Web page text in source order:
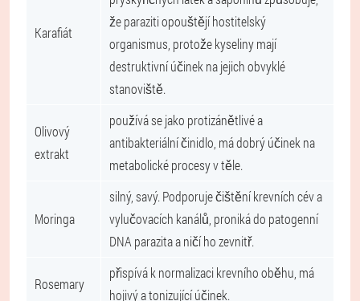
Karafiát
že paraziti opouštějí hostitelský
organismus, protože kyseliny mají
destruktivní účinek na jejich obvyklé
stanoviště.
Olivový
extrakt
používá se jako protizánětlivé a
antibakteriální činidlo, má dobrý účinek na
metabolické procesy v těle.
Moringa
silný, savý. Podporuje čištění krevních cév a
vylučovacích kanálů, proniká do patogenní
DNA parazita a ničí ho zevnitř.
Rosemary
přispívá k normalizaci krevního oběhu, má
hojivý a tonizující účinek.